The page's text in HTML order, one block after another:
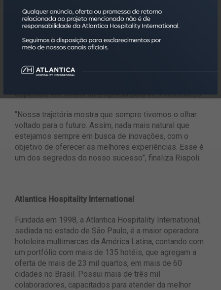
obter informações sobre as unidades que investe de
maneira mais organizada e disponibilizar documentos
pessoais com segurança, sem a necessidade de envio
de e-mail. Além disso, é possível receber alertas
sobre novidades, lembretes de eventos e escolher
como solicitar o cartão de benefício impresso do
especiais em hotéis da empresa para os investidores.
“Nossa trajetória mostra que sempre tivemos o olhar
voltado para o futuro. Assim, nada mais natural que
estejamos sempre em busca de inovações, com o
objetivo de oferecer as melhores experiências. Esse é
um dos segredos do nosso sucesso”, finaliza Rispoli.
Atlantica Hospitality International
Fundada em 1998, a Atlantica Hospitality International,
sediada no estado de São Paulo, é a maior operadora
hoteleira multimarcas da América Latina, contando com
um portfólio com mais de 135 hotéis, que agregam a
oferta de mais de 23 mil quartos, em mais de 60
cidades no Brasil. Possui mais de três mil
colaboradores, capacitados para atender da melhor